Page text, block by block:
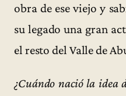
obra de ese viejo y
su legado una gran
el resto del Valle de
¿Cuándo nació la idea